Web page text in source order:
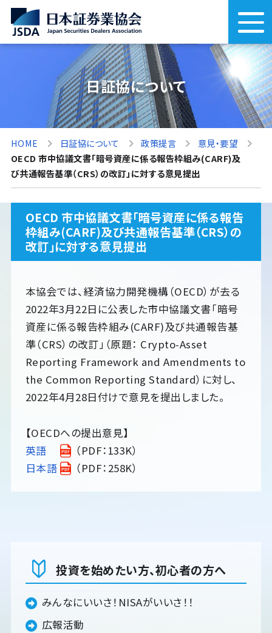
日証協について
HOME 日証協について 政策提言
意見・要望
OECD 市中協議文書「暗号資産に係る報告枠組み(CARF)及
び共通報告基準（CRS）の改訂」に対する意見提出
OECD 市中協議文書「暗号資産に係る報告
枠組み(CARF)及び共通報告基準（CRS）の
改訂」に対する意見提出
本協会では、経済協力開発機構（OECD）が去る
2022年3月22日に公表した市中協議文書「暗号
資産に係る報告枠組み(CARF)及び共通報告基
準（CRS）の改訂」（原題： Crypto-Asset
Reporting Framework and Amendments to
the Common Reporting Standard）に対し、
2022年4月28日付けで意見を提出しました。
【OECDへの提出意見】
英語
（PDF：133K）
日本語
（PDF：258K）
投資を始めたい方、初心者の方へ
みんなにいいさ！NISAがいいさ！！
広報活動